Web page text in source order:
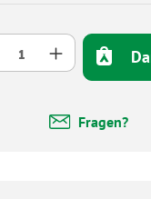
de
Fragen?